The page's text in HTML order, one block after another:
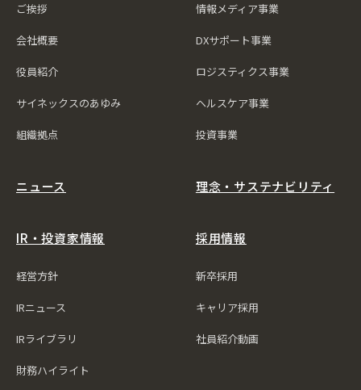
ご挨拶
会社概要
役員紹介
サイネックスのあゆみ
組織拠点
情報メディア事業
DXサポート事業
ロジスティクス事業
ヘルスケア事業
投資事業
ニュース
IR・投資家情報
経営方針
IRニュース
IRライブラリ
財務ハイライト
理念・サステナビリティ
採用情報
新卒採用
キャリア採用
社員紹介動画